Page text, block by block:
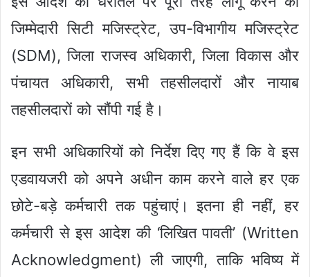
जिम्मेदारी सिटी मजिस्ट्रेट, उप-विभागीय मजिस्ट्रेट
(SDM), जिला राजस्व अधिकारी, जिला विकास और
पंचायत अधिकारी, सभी तहसीलदारों और नायाब
तहसीलदारों को सौंपी गई है।
इन सभी अधिकारियों को निर्देश दिए गए हैं कि वे इस
एडवायजरी को अपने अधीन काम करने वाले हर एक
छोटे-बड़े कर्मचारी तक पहुंचाएं। इतना ही नहीं, हर
कर्मचारी से इस आदेश की ‘लिखित पावती’ (Written
Acknowledgment) ली जाएगी, ताकि भविष्य में